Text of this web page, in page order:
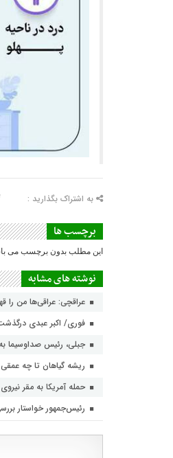
به اشتراک بگذارید :
برچسب ها
این مطلب بدون برچسب می
نوشته های مشابه
عراقچی: عراقی‌ها من را
فوری/ اکبر عبدی
جبلی، رئیس صداوسیما
ریشه گیاهان تا چه
حمله آمریکا به مقر نیروی
رئیس‌جمهور خواستار